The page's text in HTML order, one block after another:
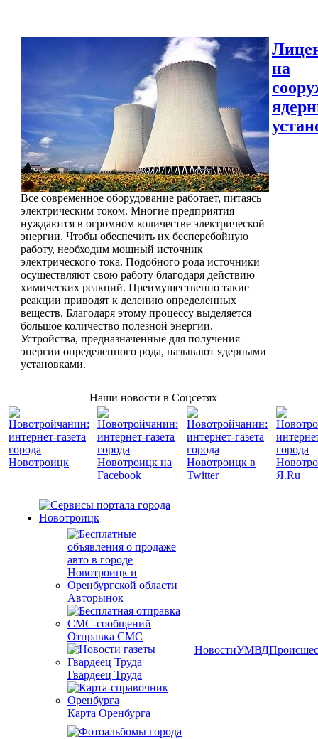
Все современное оборудование работает, питаясь
электрическим током. Многие предприятия
нуждаются в огромном количестве электрической
энергии. Чтобы обеспечить их бесперебойную
работу, необходим мощный источник
электрического тока. Подобного рода источники
осуществляют свою работу благодаря действию
химических реакций. Преимущественно такие
реакции приводят к делению определенных
веществ. Благодаря этому процессу выделяется
большое количество полезной энергии.
Устройства, предназначенные для получения
энергии определенного рода, называют ядерными
установками.
на
Наши новости в Соцсетях
Авторынок
Отправка СМС
Гвардеец Труда
Карта Оренбурга
НовостиУМВД